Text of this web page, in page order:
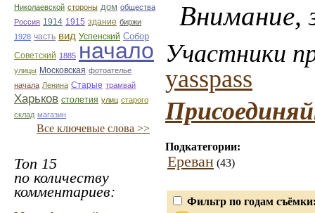
Николаевской стороны дом общества
Россия 1914 1915 здание биржи
1928 часть вид Успенский Собор
Советский 1885 начало
улицы Московская фотоателье
начала Ленина Старые трамвай
Харьков столетия улиц старого
склад магазин
Все ключевые слова >>
Топ 15
по количеству
комментариев:
Внимание,
Участники
yasspass
Подкатегории:
Ереван (43)
Фильтр по годам